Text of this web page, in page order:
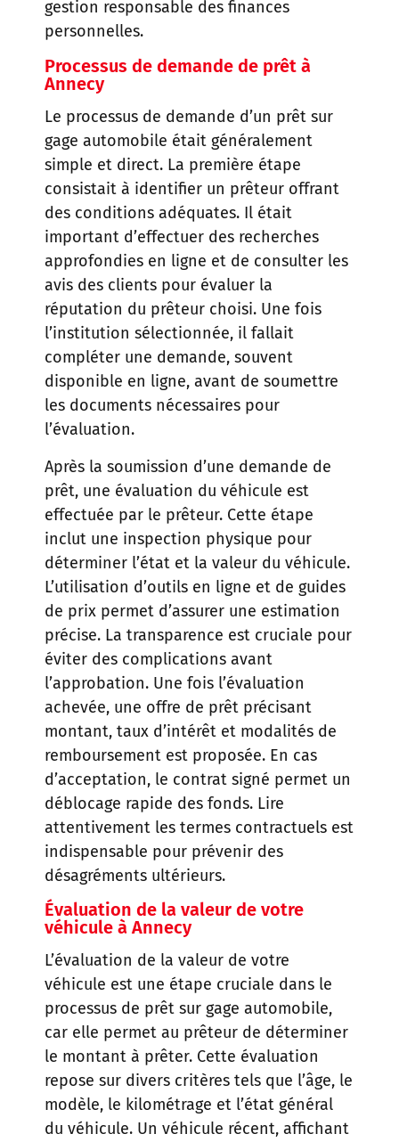
gestion responsable des finances
personnelles.
Processus de demande de prêt à
Annecy
Le processus de demande d’un prêt sur
gage automobile était généralement
simple et direct. La première étape
consistait à identifier un prêteur offrant
des conditions adéquates. Il était
important d’effectuer des recherches
approfondies en ligne et de consulter les
avis des clients pour évaluer la
réputation du prêteur choisi. Une fois
l’institution sélectionnée, il fallait
compléter une demande, souvent
disponible en ligne, avant de soumettre
les documents nécessaires pour
l’évaluation.
Après la soumission d’une demande de
prêt, une évaluation du véhicule est
effectuée par le prêteur. Cette étape
inclut une inspection physique pour
déterminer l’état et la valeur du véhicule.
L’utilisation d’outils en ligne et de guides
de prix permet d’assurer une estimation
précise. La transparence est cruciale pour
éviter des complications avant
l’approbation. Une fois l’évaluation
achevée, une offre de prêt précisant
montant, taux d’intérêt et modalités de
remboursement est proposée. En cas
d’acceptation, le contrat signé permet un
déblocage rapide des fonds. Lire
attentivement les termes contractuels est
indispensable pour prévenir des
désagréments ultérieurs.
Évaluation de la valeur de votre
véhicule à Annecy
L’évaluation de la valeur de votre
véhicule est une étape cruciale dans le
processus de prêt sur gage automobile,
car elle permet au prêteur de déterminer
le montant à prêter. Cette évaluation
repose sur divers critères tels que l’âge, le
modèle, le kilométrage et l’état général
du véhicule. Un véhicule récent, affichant